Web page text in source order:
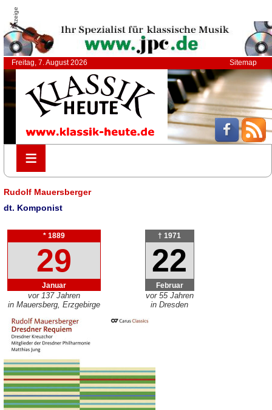
Anzeige
Freitag, 7. August 2026 Sitemap
≡
≡
Rudolf Mauersberger
dt. Komponist
* 1889
29
Januar
vor 137 Jahren
in Mauersberg, Erzgebirge
† 1971
22
Februar
vor 55 Jahren
in Dresden